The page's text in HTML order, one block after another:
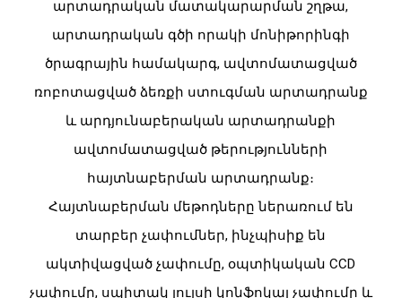
արտադրական մատակարարման շղթա,
արտադրական գծի որակի մոնիթորինգի
ծրագրային համակարգ, ավտոմատացված
ռոբոտացված ձեռքի ստուգման արտադրանք
և արդյունաբերական արտադրանքի
ավտոմատացված թերությունների
հայտնաբերման արտադրանք։
Հայտնաբերման մեթոդները ներառում են
տարբեր չափումներ, ինչպիսիք են
ակտիվացված չափումը, օպտիկական CCD
չափումը, սպիտակ լույսի կոնֆոկալ չափումը և